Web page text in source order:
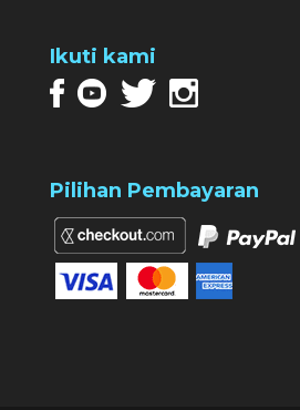
Ikuti kami
Pilihan Pembayaran